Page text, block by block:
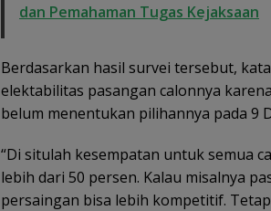
dan Pemahaman Tugas Kejaksaan
Berdasarkan hasil survei tersebut,
elektabilitas pasangan calonnya
belum menentukan pilihannya pada 9
“Di situlah kesempatan untuk semua
lebih dari 50 persen. Kalau misalnya
persaingan bisa lebih kompetitif.